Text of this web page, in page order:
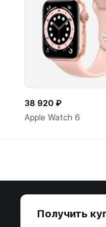
38 920 ₽
Apple Watch 6
Получить